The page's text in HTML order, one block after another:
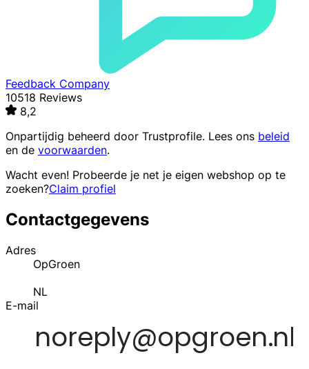
Feedback Company
10518 Reviews
8,2
Onpartijdig beheerd door Trustprofile. Lees ons beleid
en de voorwaarden.
Wacht even! Probeerde je net je eigen webshop op te
zoeken?Claim profiel
Contactgegevens
Adres
OpGroen
NL
E-mail